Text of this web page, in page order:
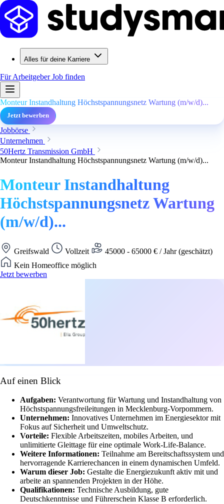
Alles für deine Karriere
Für ArbeitgeberJob finden
Monteur Instandhaltung Höchstspannungsnetz Wartung (m/w/d)...
Jetzt bewerben
Jobbörse
Unternehmen
50Hertz Transmission GmbH
Monteur Instandhaltung Höchstspannungsnetz Wartung (m/w/d)...
Monteur Instandhaltung
Höchstspannungsnetz Wartung
(m/w/d)...
Greifswald Vollzeit
45000 - 65000 € / Jahr (geschätzt)
Kein Homeoffice möglich
Jetzt bewerben
Auf einen Blick
Aufgaben: Verantwortung für Wartung und Instandhaltung von
Höchstspannungsfreileitungen in Mecklenburg-Vorpommern.
Unternehmen: Innovatives Unternehmen im Energiesektor mit
Fokus auf Sicherheit und Umweltschutz.
Vorteile: Flexible Arbeitszeiten, mobiles Arbeiten, und
unlimitierte Gleittage für eine optimale Work-Life-Balance.
Weitere Informationen: Teilnahme am Bereitschaftssystem und
hervorragende Karrierechancen in einem dynamischen Umfeld.
Warum dieser Job: Gestalte die Energiezukunft aktiv mit und
arbeite an spannenden Projekten in der Höhe.
Qualifikationen: Technische Ausbildung, gute
Deutschkenntnisse und Führerschein Klasse B erforderlich.